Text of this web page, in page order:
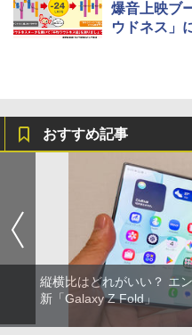
爆音上映ブ
ウドネス」
おすすめ記事
縦横比はどれがいい？ エ
新「Galaxy Z Fold」